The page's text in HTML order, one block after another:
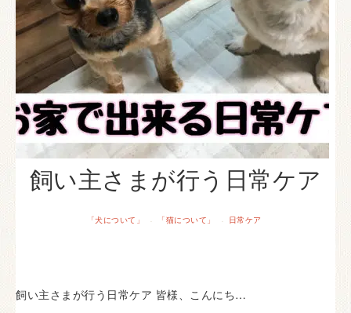
飼い主さまが行う日常ケア
「犬について」 · 「猫について」 · 日常ケア
飼い主さまが行う日常ケア 皆様、こんにち…